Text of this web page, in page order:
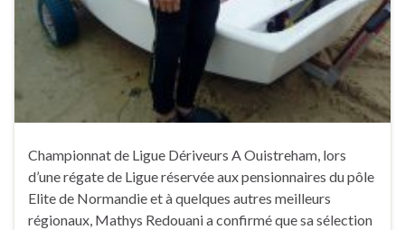
Championnat de Ligue Dériveurs A Ouistreham, lors
d’une régate de Ligue réservée aux pensionnaires du pôle
Elite de Normandie et à quelques autres meilleurs
régionaux, Mathys Redouani a confirmé que sa sélection